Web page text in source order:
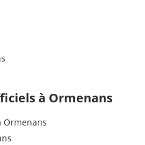
à Ormenans
Ormenans